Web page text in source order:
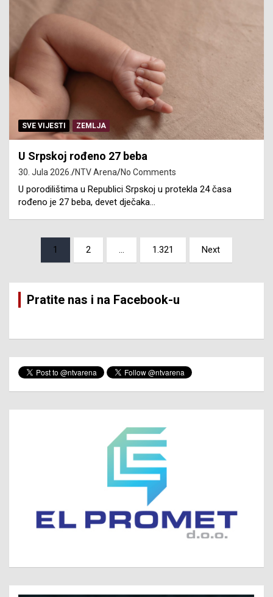
SVE VIJESTI ZEMLJA
U Srpskoj rođeno 27 beba
30. Jula 2026. NTV Arena No Comments
U porodilištima u Republici Srpskoj u protekla 24 časa
rođeno je 27 beba, devet dječaka…
pagination
1 2 … 1.321 Next
Pratite nas i na Facebook-u